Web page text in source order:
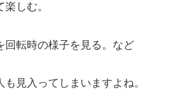
しむ。
回転時の様子を見る。など
見入ってしまいますよね。